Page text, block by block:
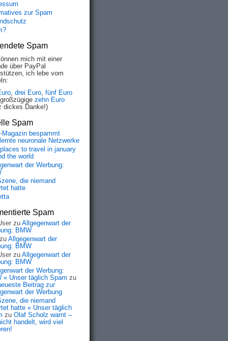
zur Spam
Spam
mich mit einer
über PayPal
ich lebe vom
, drei Euro, fünf Euro
zehn Euro
dickes Danke!)
Spam
Magazin bespammt
neuronale Netzwerke
to travel in january
the world
der Werbung:
die niemand
hatte
Spam
zu Allgegenwart der
BMW
zu Allgegenwart der
BMW
zu Allgegenwart der
BMW
der Werbung:
« Unser täglich Spam zu
Beitrag zur
der Werbung
die niemand
hatte « Unser täglich
zu Olaf Scholz warnt –
handelt, wird viel